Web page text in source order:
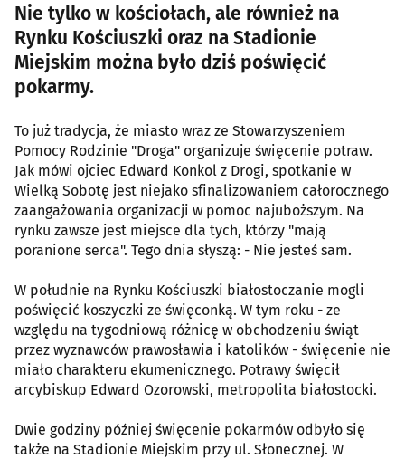
Nie tylko w kościołach, ale również na
Rynku Kościuszki oraz na Stadionie
Miejskim można było dziś poświęcić
pokarmy.
To już tradycja, że miasto wraz ze Stowarzyszeniem
Pomocy Rodzinie "Droga" organizuje święcenie potraw.
Jak mówi ojciec Edward Konkol z Drogi, spotkanie w
Wielką Sobotę jest niejako sfinalizowaniem całorocznego
zaangażowania organizacji w pomoc najuboższym. Na
rynku zawsze jest miejsce dla tych, którzy "mają
poranione serca". Tego dnia słyszą: - Nie jesteś sam.
W południe na Rynku Kościuszki białostoczanie mogli
poświęcić koszyczki ze święconką. W tym roku - ze
względu na tygodniową różnicę w obchodzeniu świąt
przez wyznawców prawosławia i katolików - święcenie nie
miało charakteru ekumenicznego. Potrawy święcił
arcybiskup Edward Ozorowski, metropolita białostocki.
Dwie godziny później święcenie pokarmów odbyło się
także na Stadionie Miejskim przy ul. Słonecznej. W